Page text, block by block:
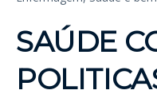
SAÚDE